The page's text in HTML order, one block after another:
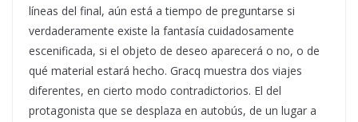
líneas del final, aún está a tiempo de preguntarse si
verdaderamente existe la fantasía cuidadosamente
escenificada, si el objeto de deseo aparecerá o no, o de
qué material estará hecho. Gracq muestra dos viajes
diferentes, en cierto modo contradictorios. El del
protagonista que se desplaza en autobús, de un lugar a